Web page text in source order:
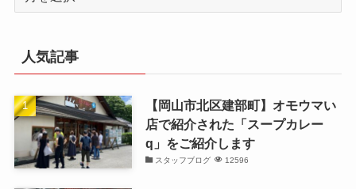
ブ
人気記事
【岡山市北区建部町】オモウマい
店で紹介された「スープカレー
q」をご紹介します
スタッフブログ 12596